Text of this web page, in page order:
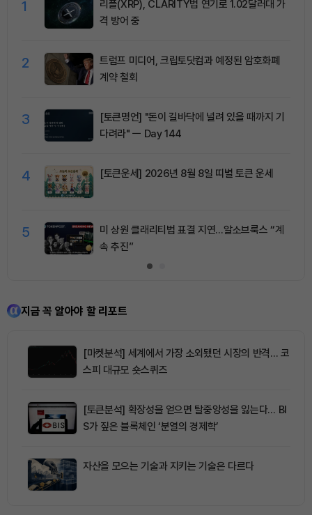
1
리플(XRP), CLARITY법 연기로 1.02달러대 가
격 방어 중
2
트럼프 미디어, 크립토닷컴과 예정된 암호화폐
계약 철회
3
[토큰명언] "돈이 길바닥에 널려 있을 때까지 기
다려라" ㅡ Day 144
4 [토큰운세] 2026년 8월 8일 띠별 토큰 운세
5
미 상원 클래리티법 표결 지연…알소브룩스 “계
속 추진”
지금 꼭 알아야 할 리포트
[마켓분석] 세계에서 가장 소외됐던 시장의 반격… 코
스피 대규모 숏스퀴즈
[토큰분석] 확장성을 얻으면 탈중앙성을 잃는다… BI
S가 짚은 블록체인 ‘분열의 경제학’
자산을 모으는 기술과 지키는 기술은 다르다